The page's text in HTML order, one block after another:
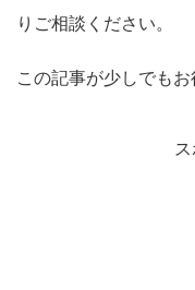
りご相談ください。
この記事が少しでもお